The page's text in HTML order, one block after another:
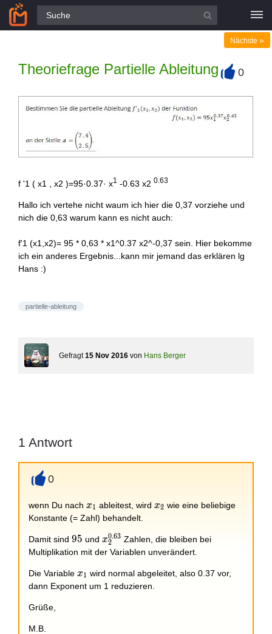
Alle Fragen
Theoriefrage Partielle Ableitung
Nächste »
0
f '1 ( x1 , x2 )=95·0.37· x1 -0.63 x2 0.63
Hallo ich vertehe nicht waum ich hier die 0,37 vorziehe und
nich die 0,63 warum kann es nicht auch:
f'1 (x1,x2)= 95 * 0,63 * x1^0.37 x2^-0,37 sein. Hier bekomme
ich ein anderes Ergebnis...kann mir jemand das erklären lg
Hans :)
partielle-ableitung
Gefragt 15 Nov 2016 von Hans Berger
1 Antwort
0
wenn Du nach x_1
x1 ableitest, wird x_2
x2 wie eine beliebige
Konstante (= Zahl) behandelt.
Damit sind 95
95 und x_2^{0.63}
x2
0.63 Zahlen, die bleiben bei
Multiplikation mit der Variablen unverändert.
Die Variable x_1
x1 wird normal abgeleitet, also 0.37 vor,
dann Exponent um 1 reduzieren.
Grüße,
M.B.